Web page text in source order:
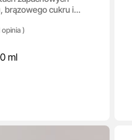
brązowego cukru i
opinia)
ml